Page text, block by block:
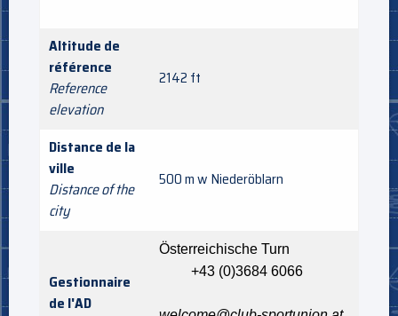
Altitude de
référence
Reference
elevation
2142 ft
Distance de la
ville
Distance of the
city
500 m w Niederöblarn
Gestionnaire
de l'AD
Österreichische Turn
+43 (0)3684 6066